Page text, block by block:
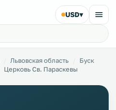
USD▾
Львовская область
Буск
Церковь Св. Параскевы